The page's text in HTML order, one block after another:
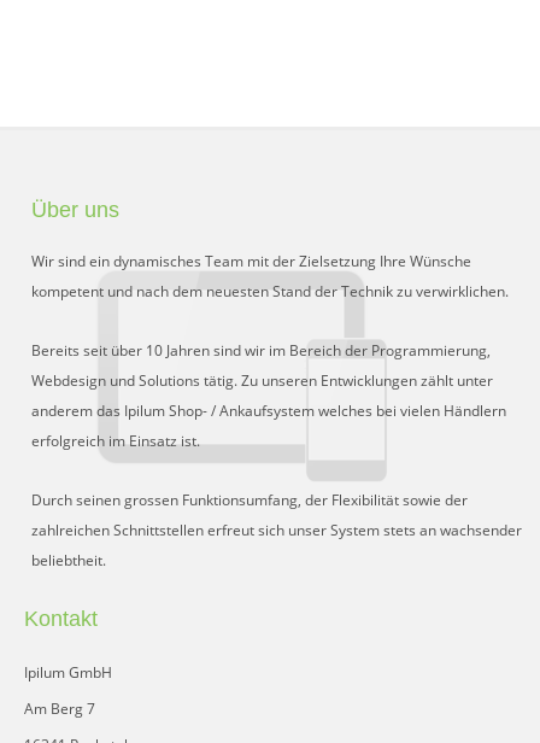
Sperrliste
Zustands-Abfragen
Wareneingang
Bar-Ankauf
Tagesabschluss
FAQ
Über uns
Wir sind ein dynamisches Team mit der Zielsetzung Ihre Wünsche
kompetent und nach dem neuesten Stand der Technik zu verwirklichen.
Bereits seit über 10 Jahren sind wir im Bereich der Programmierung,
Webdesign und Solutions tätig. Zu unseren Entwicklungen zählt unter
anderem das Ipilum Shop- / Ankaufsystem welches bei vielen Händlern
erfolgreich im Einsatz ist.
Durch seinen grossen Funktionsumfang, der Flexibilität sowie der
zahlreichen Schnittstellen erfreut sich unser System stets an wachsender
beliebtheit.
Kontakt
Ipilum GmbH
Am Berg 7